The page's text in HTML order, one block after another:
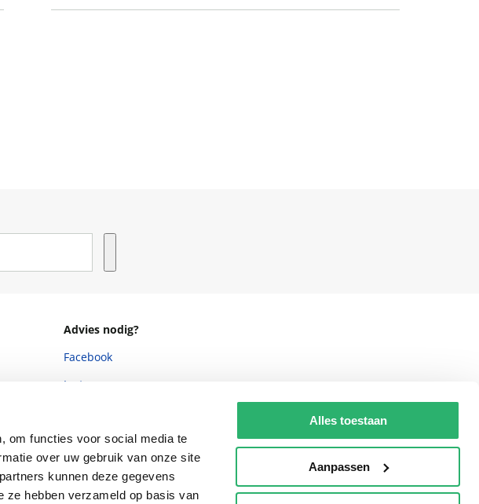
om functies voor social media te
over uw gebruik van onze site
kunnen deze gegevens
ze hebben verzameld op basis van
Alles toestaan
Aanpassen
Advies nodig?
Facebook
Instagram
088 - 133 84 32